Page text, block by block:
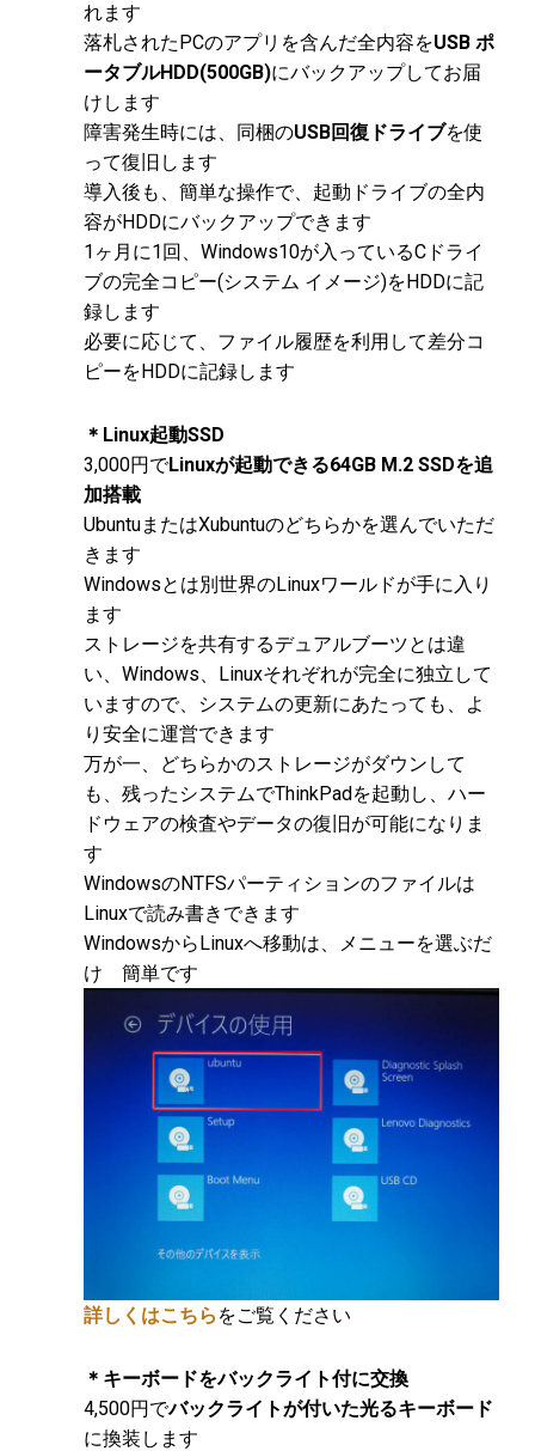
れます
落札されたPCのアプリを含んだ全内容をUSB ポ
ータブルHDD(500GB)にバックアップしてお届
けします
障害発生時には、同梱のUSB回復ドライブを使
って復旧します
導入後も、簡単な操作で、起動ドライブの全内
容がHDDにバックアップできます
1ヶ月に1回、Windows10が入っているCドライ
ブの完全コピー(システム イメージ)をHDDに記
録します
必要に応じて、ファイル履歴を利用して差分コ
ピーをHDDに記録します
＊Linux起動SSD
3,000円でLinuxが起動できる64GB M.2 SSDを追
加搭載
UbuntuまたはXubuntuのどちらかを選んでいただ
きます
Windowsとは別世界のLinuxワールドが手に入り
ます
ストレージを共有するデュアルブーツとは違
い、Windows、Linuxそれぞれが完全に独立して
いますので、システムの更新にあたっても、よ
り安全に運営できます
万が一、どちらかのストレージがダウンして
も、残ったシステムでThinkPadを起動し、ハー
ドウェアの検査やデータの復旧が可能になりま
す
WindowsのNTFSパーティションのファイルは
Linuxで読み書きできます
WindowsからLinuxへ移動は、メニューを選ぶだ
け 簡単です
詳しくはこちら をご覧ください
＊キーボードをバックライト付に交換
4,500円でバックライトが付いた光るキーボード
に換装します